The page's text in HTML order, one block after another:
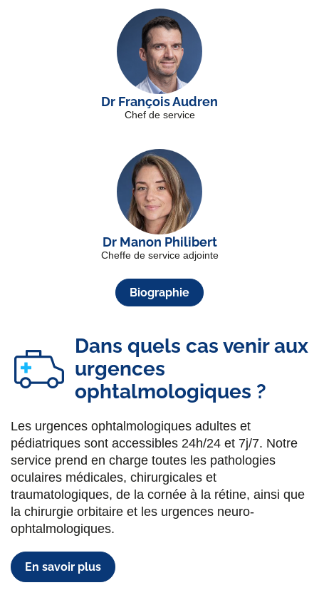
Dr François Audren
Chef de service
Dr Manon Philibert
Cheffe de service adjointe
Biographie
Dans quels cas venir aux
urgences
ophtalmologiques ?
Les urgences ophtalmologiques adultes et
pédiatriques sont accessibles 24h/24 et 7j/7. Notre
service prend en charge toutes les pathologies
oculaires médicales, chirurgicales et
traumatologiques, de la cornée à la rétine, ainsi que
la chirurgie orbitaire et les urgences neuro-
ophtalmologiques.
En savoir plus